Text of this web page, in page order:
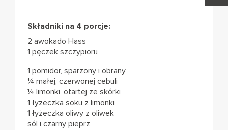
Składniki na 4 porcje:
2 awokado Hass
1 pęczek szczypioru
1 pomidor, sparzony i obrany
¼ małej, czerwonej cebuli
¼ limonki, otartej ze skórki
1 łyżeczka soku z limonki
1 łyżeczka oliwy z oliwek
sól i czarny pieprz